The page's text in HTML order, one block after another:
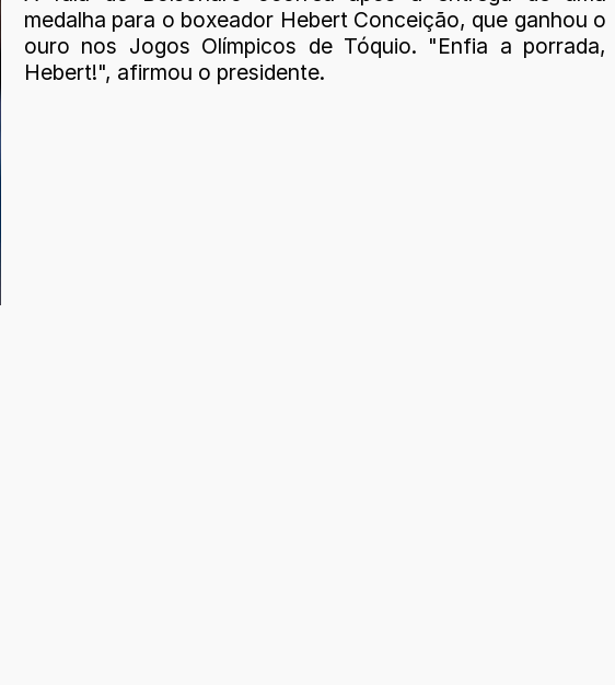
medalha para o boxeador Hebert Conceição, que ganhou o
ouro nos Jogos Olímpicos de Tóquio. "Enfia a porrada,
Hebert!", afirmou o presidente.